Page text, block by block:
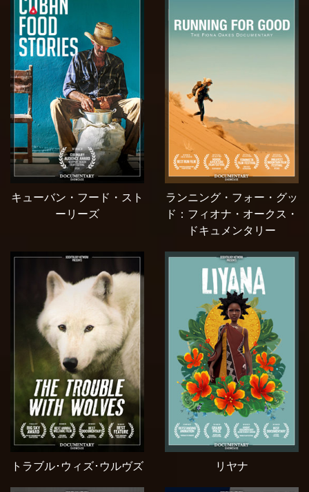
キューバン・フード・スト
ーリーズ
ランニング・フォー・グッ
ド：フィオナ・オークス・
ドキュメンタリー
トラブル･ウィズ･ウルヴズ リヤナ